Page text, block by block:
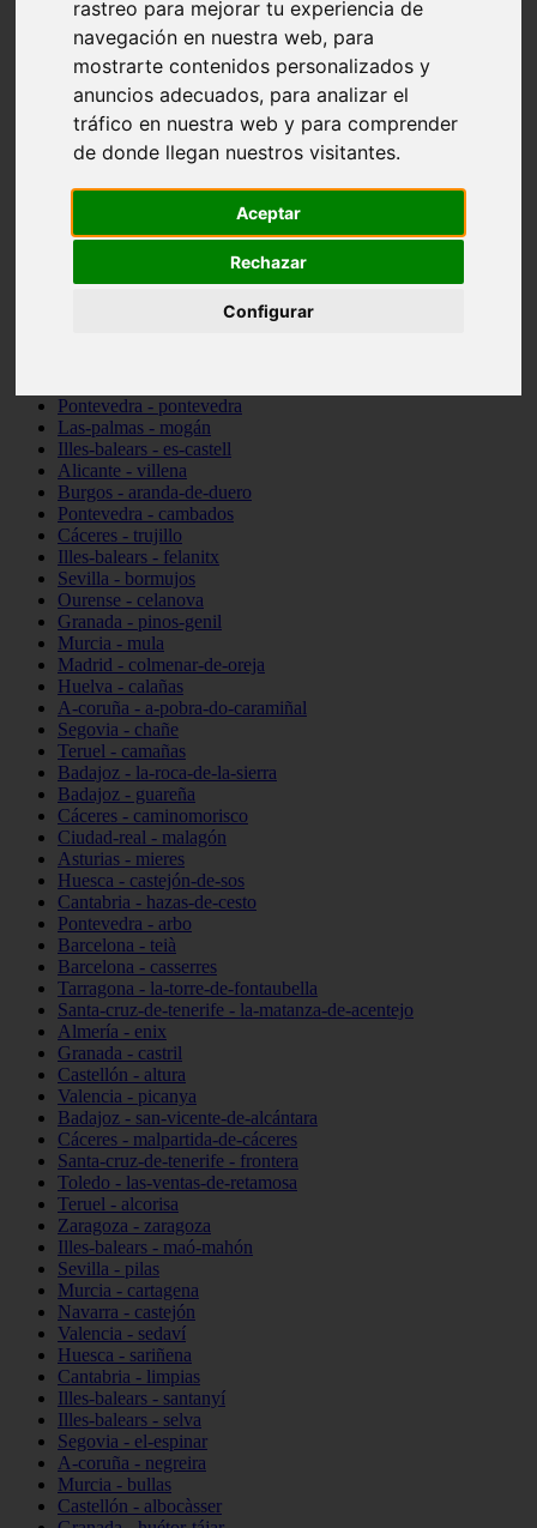
rastreo para mejorar tu experiencia de
navegación en nuestra web, para
mostrarte contenidos personalizados y
anuncios adecuados, para analizar el
tráfico en nuestra web y para comprender
de donde llegan nuestros visitantes.
Aceptar
Rechazar
Configurar
Asturias - gijón
Girona - figueres
Alicante - santa-pola
Almería - roquetas-de-mar
Girona - tossa-de-mar
Barcelona - sant-cugat-del-vallès
Alicante - l39alfàs-del-pi
Barcelona - vilanova-i-la-geltrú
Castellón - peñíscola
Illes-balears - sant-josep-de-sa-talaia
Pontevedra - pontevedra
Las-palmas - mogán
Illes-balears - es-castell
Alicante - villena
Burgos - aranda-de-duero
Pontevedra - cambados
Cáceres - trujillo
Illes-balears - felanitx
Sevilla - bormujos
Ourense - celanova
Granada - pinos-genil
Murcia - mula
Madrid - colmenar-de-oreja
Huelva - calañas
A-coruña - a-pobra-do-caramiñal
Segovia - chañe
Teruel - camañas
Badajoz - la-roca-de-la-sierra
Badajoz - guareña
Cáceres - caminomorisco
Ciudad-real - malagón
Asturias - mieres
Huesca - castejón-de-sos
Cantabria - hazas-de-cesto
Pontevedra - arbo
Barcelona - teià
Barcelona - casserres
Tarragona - la-torre-de-fontaubella
Santa-cruz-de-tenerife - la-matanza-de-acentejo
Almería - enix
Granada - castril
Castellón - altura
Valencia - picanya
Badajoz - san-vicente-de-alcántara
Cáceres - malpartida-de-cáceres
Santa-cruz-de-tenerife - frontera
Toledo - las-ventas-de-retamosa
Teruel - alcorisa
Zaragoza - zaragoza
Illes-balears - maó-mahón
Sevilla - pilas
Murcia - cartagena
Navarra - castejón
Valencia - sedaví
Huesca - sariñena
Cantabria - limpias
Illes-balears - santanyí
Illes-balears - selva
Segovia - el-espinar
A-coruña - negreira
Murcia - bullas
Castellón - albocàsser